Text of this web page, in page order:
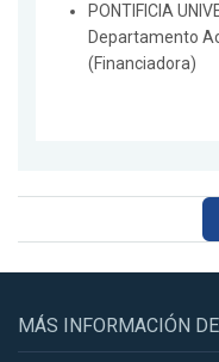
PONTIFICIA
Departamento
(Financiadora)
MÁS INFORMACIÓN